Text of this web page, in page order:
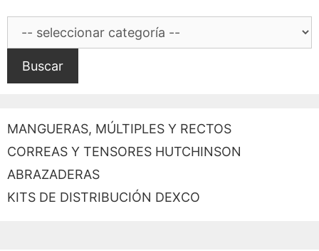
Buscar
MANGUERAS, MÚLTIPLES Y RECTOS
CORREAS Y TENSORES HUTCHINSON
ABRAZADERAS
KITS DE DISTRIBUCIÓN DEXCO